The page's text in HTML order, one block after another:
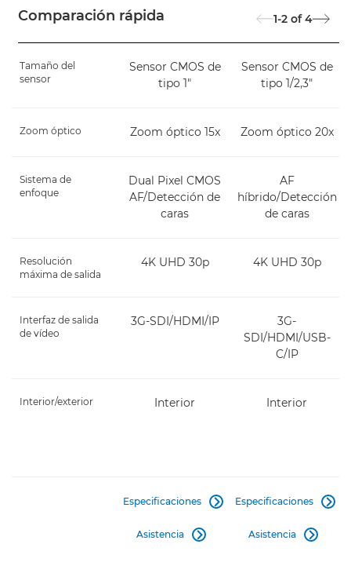
Comparación rápida 1-2 of 4
Tamaño del
sensor
Sensor CMOS de
tipo 1"
Sensor CMOS de
tipo 1/2,3"
Zoom óptico Zoom óptico 15x Zoom óptico 20x
Sistema de
enfoque
Dual Pixel CMOS
AF/Detección de
caras
AF
híbrido/Detección
de caras
Resolución
máxima de salida
4K UHD 30p 4K UHD 30p
Interfaz de salida
de vídeo
3G-SDI/HDMI/IP
3G-
SDI/HDMI/USB-
C/IP
Interior/exterior Interior Interior
Especificaciones 
Asistencia 
Especificaciones 
Asistencia 